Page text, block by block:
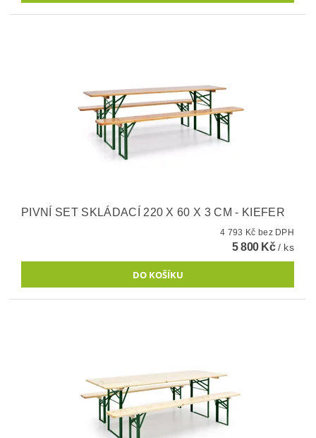
PIVNÍ SET SKLÁDACÍ 220 X 60 X 3 CM - KIEFER
4 793 Kč bez DPH
5 800 Kč/ ks